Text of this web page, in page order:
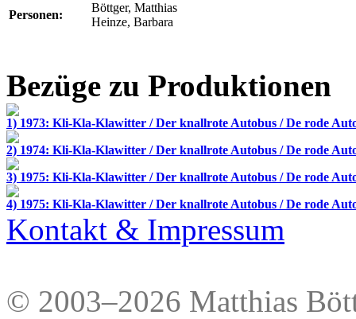
Personen:
Böttger, Matthias
Heinze, Barbara
Bezüge zu Produktionen
1) 1973: Kli-Kla-Klawitter / Der knallrote Autobus / De rode
2) 1974: Kli-Kla-Klawitter / Der knallrote Autobus / De rode
3) 1975: Kli-Kla-Klawitter / Der knallrote Autobus / De rode
4) 1975: Kli-Kla-Klawitter / Der knallrote Autobus / De rode
Kontakt & Impressum
© 2003–2026 Matthias